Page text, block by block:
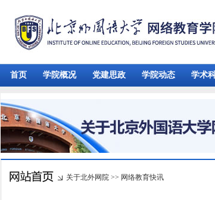
首页 学院概况 党建思政 学院动态 学术
关于北外网院 >> 网络教育快讯